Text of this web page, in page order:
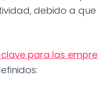
debido a
para las